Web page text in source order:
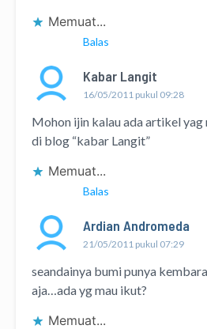
Memuat...
Balas
Kabar Langit
16/05/2011 pukul 09:28
Mohon ijin kalau ada artikel yag
di blog “kabar Langit”
Memuat...
Balas
Ardian Andromeda
21/05/2011 pukul 07:29
seandainya bumi punya
aja…ada yg mau ikut?
Memuat...